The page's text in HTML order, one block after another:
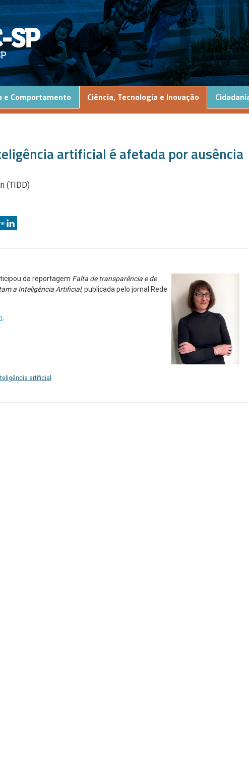
e Comportamento Ciência, Tecnologia e Inovação
artificial é afetada por ausência
(TIDD)
da reportagem Falta de transparência e de
a Inteligência Artificial, publicada pelo jornal Rede
artificial